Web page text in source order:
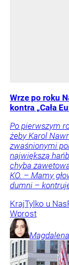
Wrze po roku
kontra „Cała
Po pierwszym
żeby Karol
zwaśnionymi
największą
chyba
KO. – Mamy
dumni –
KrajTylko u Nas
Wprost
Magdalena